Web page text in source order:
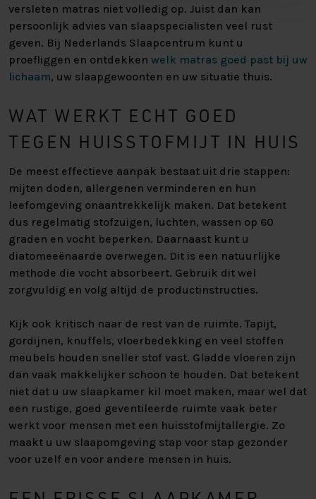
versleten matras niet volledig op. Juist dan kan
persoonlijk advies van slaapspecialisten veel rust
geven. Bij Nederlands Slaapcentrum kunt u
proefliggen en ontdekken welk matras goed past bij uw
lichaam, uw slaapgewoonten en uw situatie thuis.
WAT WERKT ECHT GOED
TEGEN HUISSTOFMIJT IN HUIS
De meest effectieve aanpak bestaat uit drie stappen:
mijten doden, allergenen verminderen en hun
leefomgeving onaantrekkelijk maken. Dat betekent
dus regelmatig stofzuigen, luchten, wassen op 60
graden en vocht beperken. Daarnaast kunt u
diatomeeënaarde overwegen. Dit is een natuurlijke
methode die vocht absorbeert. Gebruik dit wel
zorgvuldig en volg altijd de productinstructies.
Kijk ook kritisch naar de rest van de ruimte. Tapijt,
gordijnen, knuffels, vloerbedekking en veel stoffen
meubels houden sneller stof vast. Gladde vloeren zijn
dan vaak makkelijker schoon te houden. Dat betekent
niet dat u uw slaapkamer kil moet maken, maar wel dat
een rustige, goed geventileerde ruimte vaak beter
werkt voor mensen met een huisstofmijtallergie. Zo
maakt u uw slaapomgeving stap voor stap gezonder
voor uzelf en voor andere mensen in huis.